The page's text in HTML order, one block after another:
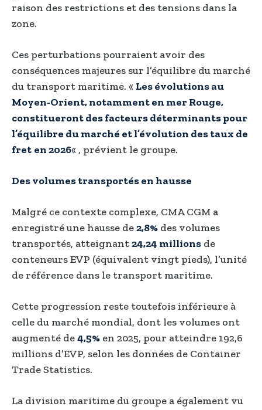
raison des restrictions et des tensions dans la
zone.
Ces perturbations pourraient avoir des
conséquences majeures sur l’équilibre du marché
du transport maritime. « Les évolutions au
Moyen-Orient, notamment en mer Rouge,
constitueront des facteurs déterminants pour
l’équilibre du marché et l’évolution des taux de
fret en 2026« , prévient le groupe.
Des volumes transportés en hausse
Malgré ce contexte complexe, CMA CGM a
enregistré une hausse de2,8% des volumes
transportés, atteignant24,24 millions de
conteneurs EVP (équivalent vingt pieds), l’unité
de référence dans le transport maritime.
Cette progression reste toutefois inférieure à
celle du marché mondial, dont les volumes ont
augmenté de4,5% en 2025, pour atteindre 192,6
millions d’EVP, selon les données de Container
Trade Statistics.
La division maritime du groupe a également vu